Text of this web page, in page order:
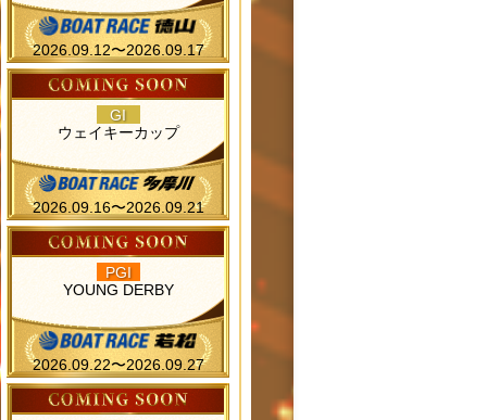
2026.09.12〜2026.09.17
GI
ウェイキーカップ
2026.09.16〜2026.09.21
PGI
YOUNG DERBY
2026.09.22〜2026.09.27